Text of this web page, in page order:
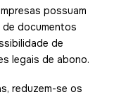
possuam
documentos
de
legais de abono.
reduzem-se os